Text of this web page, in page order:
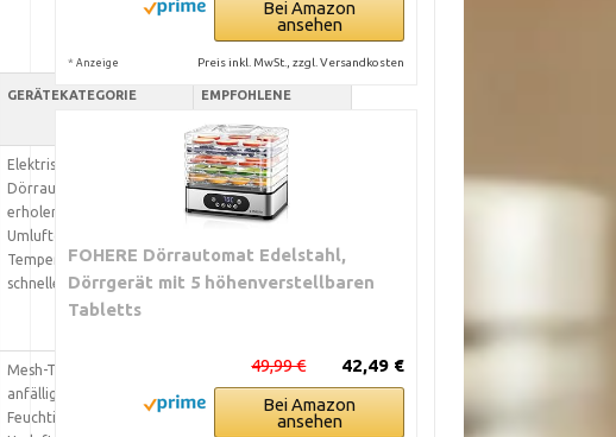
GERÄTEKATEGORIE
EMPFOHLENE
SOFORTMASSNAHME
Elektrische
Dörrautomaten mit Timer
erholen sich automatisch.
Umluftgeräte gleichen
Temperaturschwankungen
schneller aus.
Gerät wieder
einschalten. Feuchte
Stellen kontrollieren.
gewünschte
Restfeuchte erreicht
Mesh-Tray-Modelle sind
anfälliger für
Feuchtigkeitsstau.
Produkte kühl stellen
oder in den
Kühlschrank legen.
Bei Amazon
ansehen
* Anzeige Preis inkl. MwSt., zzgl. Versandkosten
FOHERE Dörrautomat Edelstahl,
Dörrgerät mit 5 höhenverstellbaren
Tabletts
42,49 €
49,99 €
Bei Amazon
ansehen